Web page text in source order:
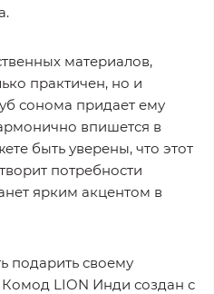
материалов,
практичен, но и
сонома придает ему
впишется в
быть уверены, что этот
потребности
ярким акцентом в
подарить своему
LION Инди создан с